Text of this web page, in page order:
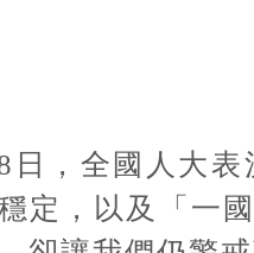
日，全國人大
定，以及「一